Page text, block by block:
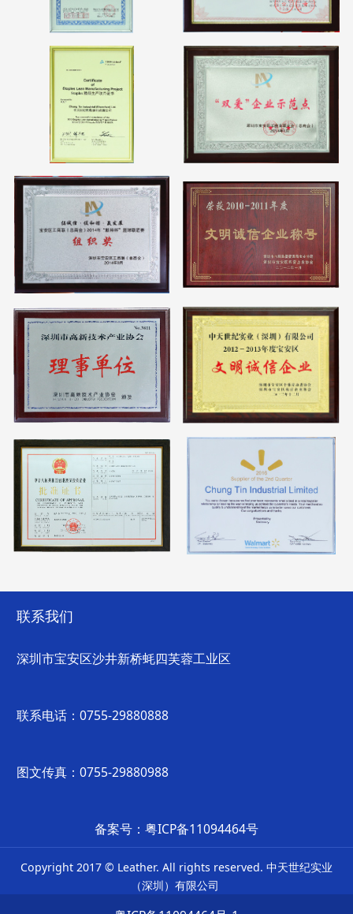
联系我们
深圳市宝安区沙井新桥蚝四芙蓉工业区
联系电话：0755-29880888
图文传真：0755-29880988
备案号：粤ICP备11094464号
Copyright 2017 © Leather. All rights reserved. 中天世纪实业
（深圳）有限公司